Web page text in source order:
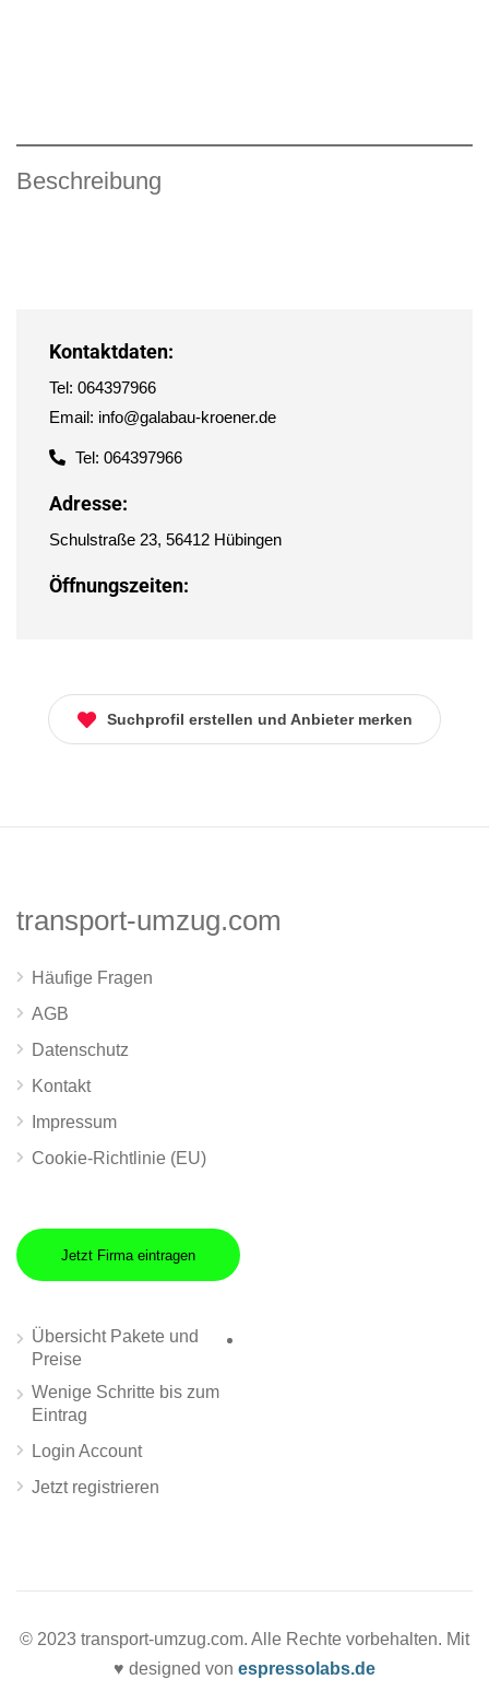
Beschreibung
Kontaktdaten:
Tel: 064397966
Email: info@galabau-kroener.de
Tel: 064397966
Adresse:
Schulstraße 23, 56412 Hübingen
Öffnungszeiten:
Suchprofil erstellen und Anbieter merken
transport-umzug.com
Häufige Fragen
AGB
Datenschutz
Kontakt
Impressum
Cookie-Richtlinie (EU)
Jetzt Firma eintragen
Übersicht Pakete und
Preise
Wenige Schritte bis zum
Eintrag
Login Account
Jetzt registrieren
© 2023 transport-umzug.com. Alle Rechte vorbehalten. Mit
♥ designed von espressolabs.de